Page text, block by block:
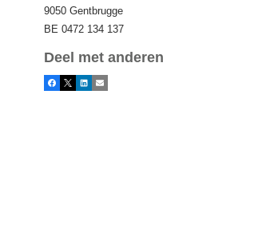
9050 Gentbrugge
BE 0472 134 137
Deel met anderen
Facebook
X LinkedInE-mail